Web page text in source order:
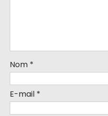
Nom *
E-mail *